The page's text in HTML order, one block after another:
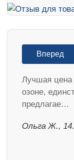
Вперед
Лучшая цена
озоне,
предлагае…
Ольга Ж.,